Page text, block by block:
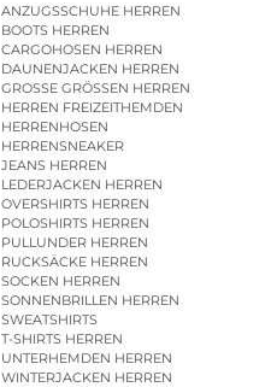
ANZUGSSCHUHE HERREN
BOOTS HERREN
CARGOHOSEN HERREN
DAUNENJACKEN HERREN
GROSSE GRÖSSEN HERREN
HERREN FREIZEITHEMDEN
HERRENHOSEN
HERRENSNEAKER
JEANS HERREN
LEDERJACKEN HERREN
OVERSHIRTS HERREN
POLOSHIRTS HERREN
PULLUNDER HERREN
RUCKSÄCKE HERREN
SOCKEN HERREN
SONNENBRILLEN HERREN
SWEATSHIRTS
T-SHIRTS HERREN
UNTERHEMDEN HERREN
WINTERJACKEN HERREN